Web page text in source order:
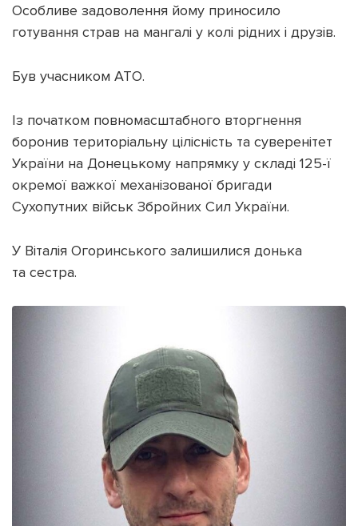
Особливе задоволення йому приносило
готування страв на мангалі у колі рідних і друзів.
Був учасником АТО.
Із початком повномасштабного вторгнення
боронив територіальну цілісність та суверенітет
України на Донецькому напрямку у складі 125-ї
окремої важкої механізованої бригади
Сухопутних військ Збройних Сил України.
У Віталія Огоринського залишилися донька
та сестра.